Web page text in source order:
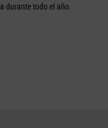
durante todo el año.